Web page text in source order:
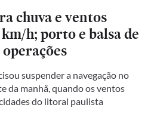
chuva e ventos
h; porto e balsa de
suspender a navegação no
da manhã, quando os ventos
do litoral paulista